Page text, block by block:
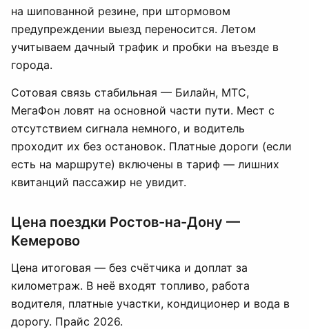
на шипованной резине, при штормовом
предупреждении выезд переносится. Летом
учитываем дачный трафик и пробки на въезде в
города.
Сотовая связь стабильная — Билайн, МТС,
МегаФон ловят на основной части пути. Мест с
отсутствием сигнала немного, и водитель
проходит их без остановок. Платные дороги (если
есть на маршруте) включены в тариф — лишних
квитанций пассажир не увидит.
Цена поездки Ростов-на-Дону —
Кемерово
Цена итоговая — без счётчика и доплат за
километраж. В неё входят топливо, работа
водителя, платные участки, кондиционер и вода в
дорогу. Прайс 2026.